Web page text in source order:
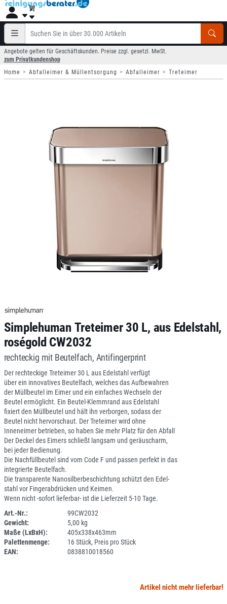
Angebote gelten für Geschäftskunden. Preise zzgl. gesetzl. MwSt.
zum Privatkundenshop
Home
Abfalleimer & Müllentsorgung Abfalleimer Treteimer
Simplehuman Treteimer 30 L, aus Edelstahl,
roségold CW2032
rechteckig mit Beutelfach, Antifingerprint
Der rechteckige Treteimer 30 L aus Edelstahl verfügt
über ein innovatives Beutelfach, welches das Aufbewahren
der Müllbeutel im Eimer und ein einfaches Wechseln der
Beutel ermöglicht. Ein Beutel-Klemmrand aus Edelstahl
fixiert den Müllbeutel und hält ihn verborgen, sodass der
Beutel nicht hervorschaut. Der Treteimer wird ohne
Inneneimer betrieben, so haben Sie mehr Platz für den Abfall
Der Deckel des Eimers schließt langsam und geräuscharm,
bei jeder Bedienung.
Die Nachfüllbeutel sind vom Code F und passen perfekt in das
integrierte Beutelfach.
Die transparente Nanosilberbeschichtung schützt den Edel-
stahl vor Fingerabdrücken und Keimen.
Wenn nicht -sofort lieferbar- ist die Lieferzeit 5-10 Tage.
Art.-Nr.:
99CW2032
Gewicht:
5,00 kg
Maße (LxBxH):
405x338x463mm
Palettenmenge:
16 Stück, Preis pro Stück
EAN:
0838810018560
Artikel nicht mehr lieferbar!